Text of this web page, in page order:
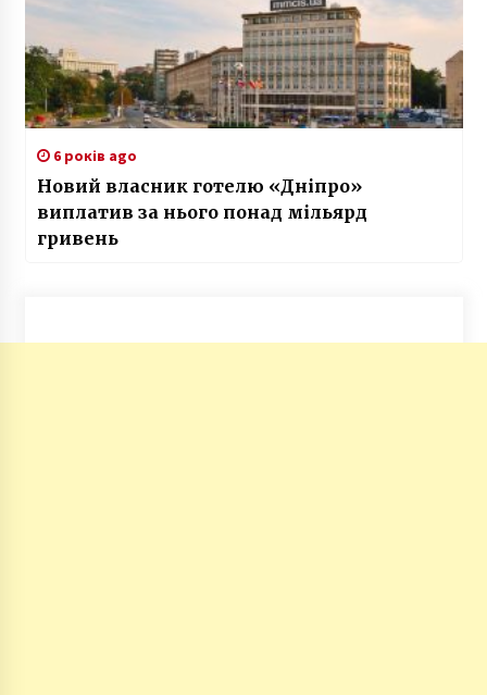
6 років ago
Новий власник готелю «Дніпро»
виплатив за нього понад мільярд
гривень